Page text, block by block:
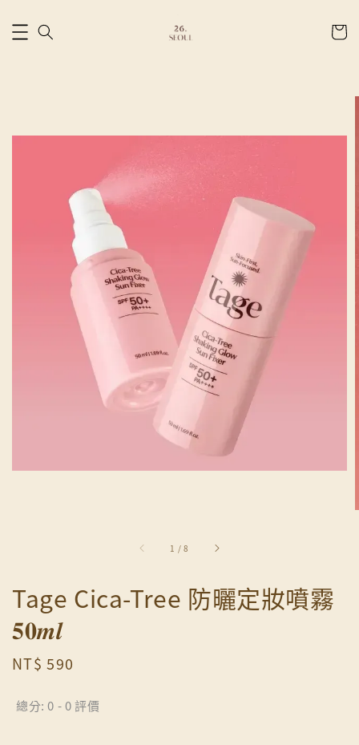
1 /8
Tage Cica-Tree 防曬定妝噴霧
𝟓𝟎𝒎𝒍
Regular
NT$ 590
總分:0 -0評價